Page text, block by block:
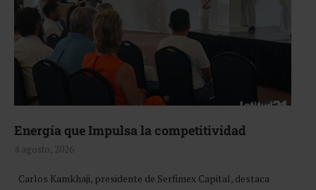
Energía que Impulsa la competitividad
4 agosto, 2026
Carlos Kamkhaji, presidente de Serfimex Capital, destaca